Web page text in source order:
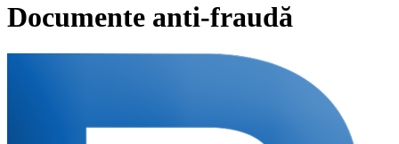
Documente anti-fraudă